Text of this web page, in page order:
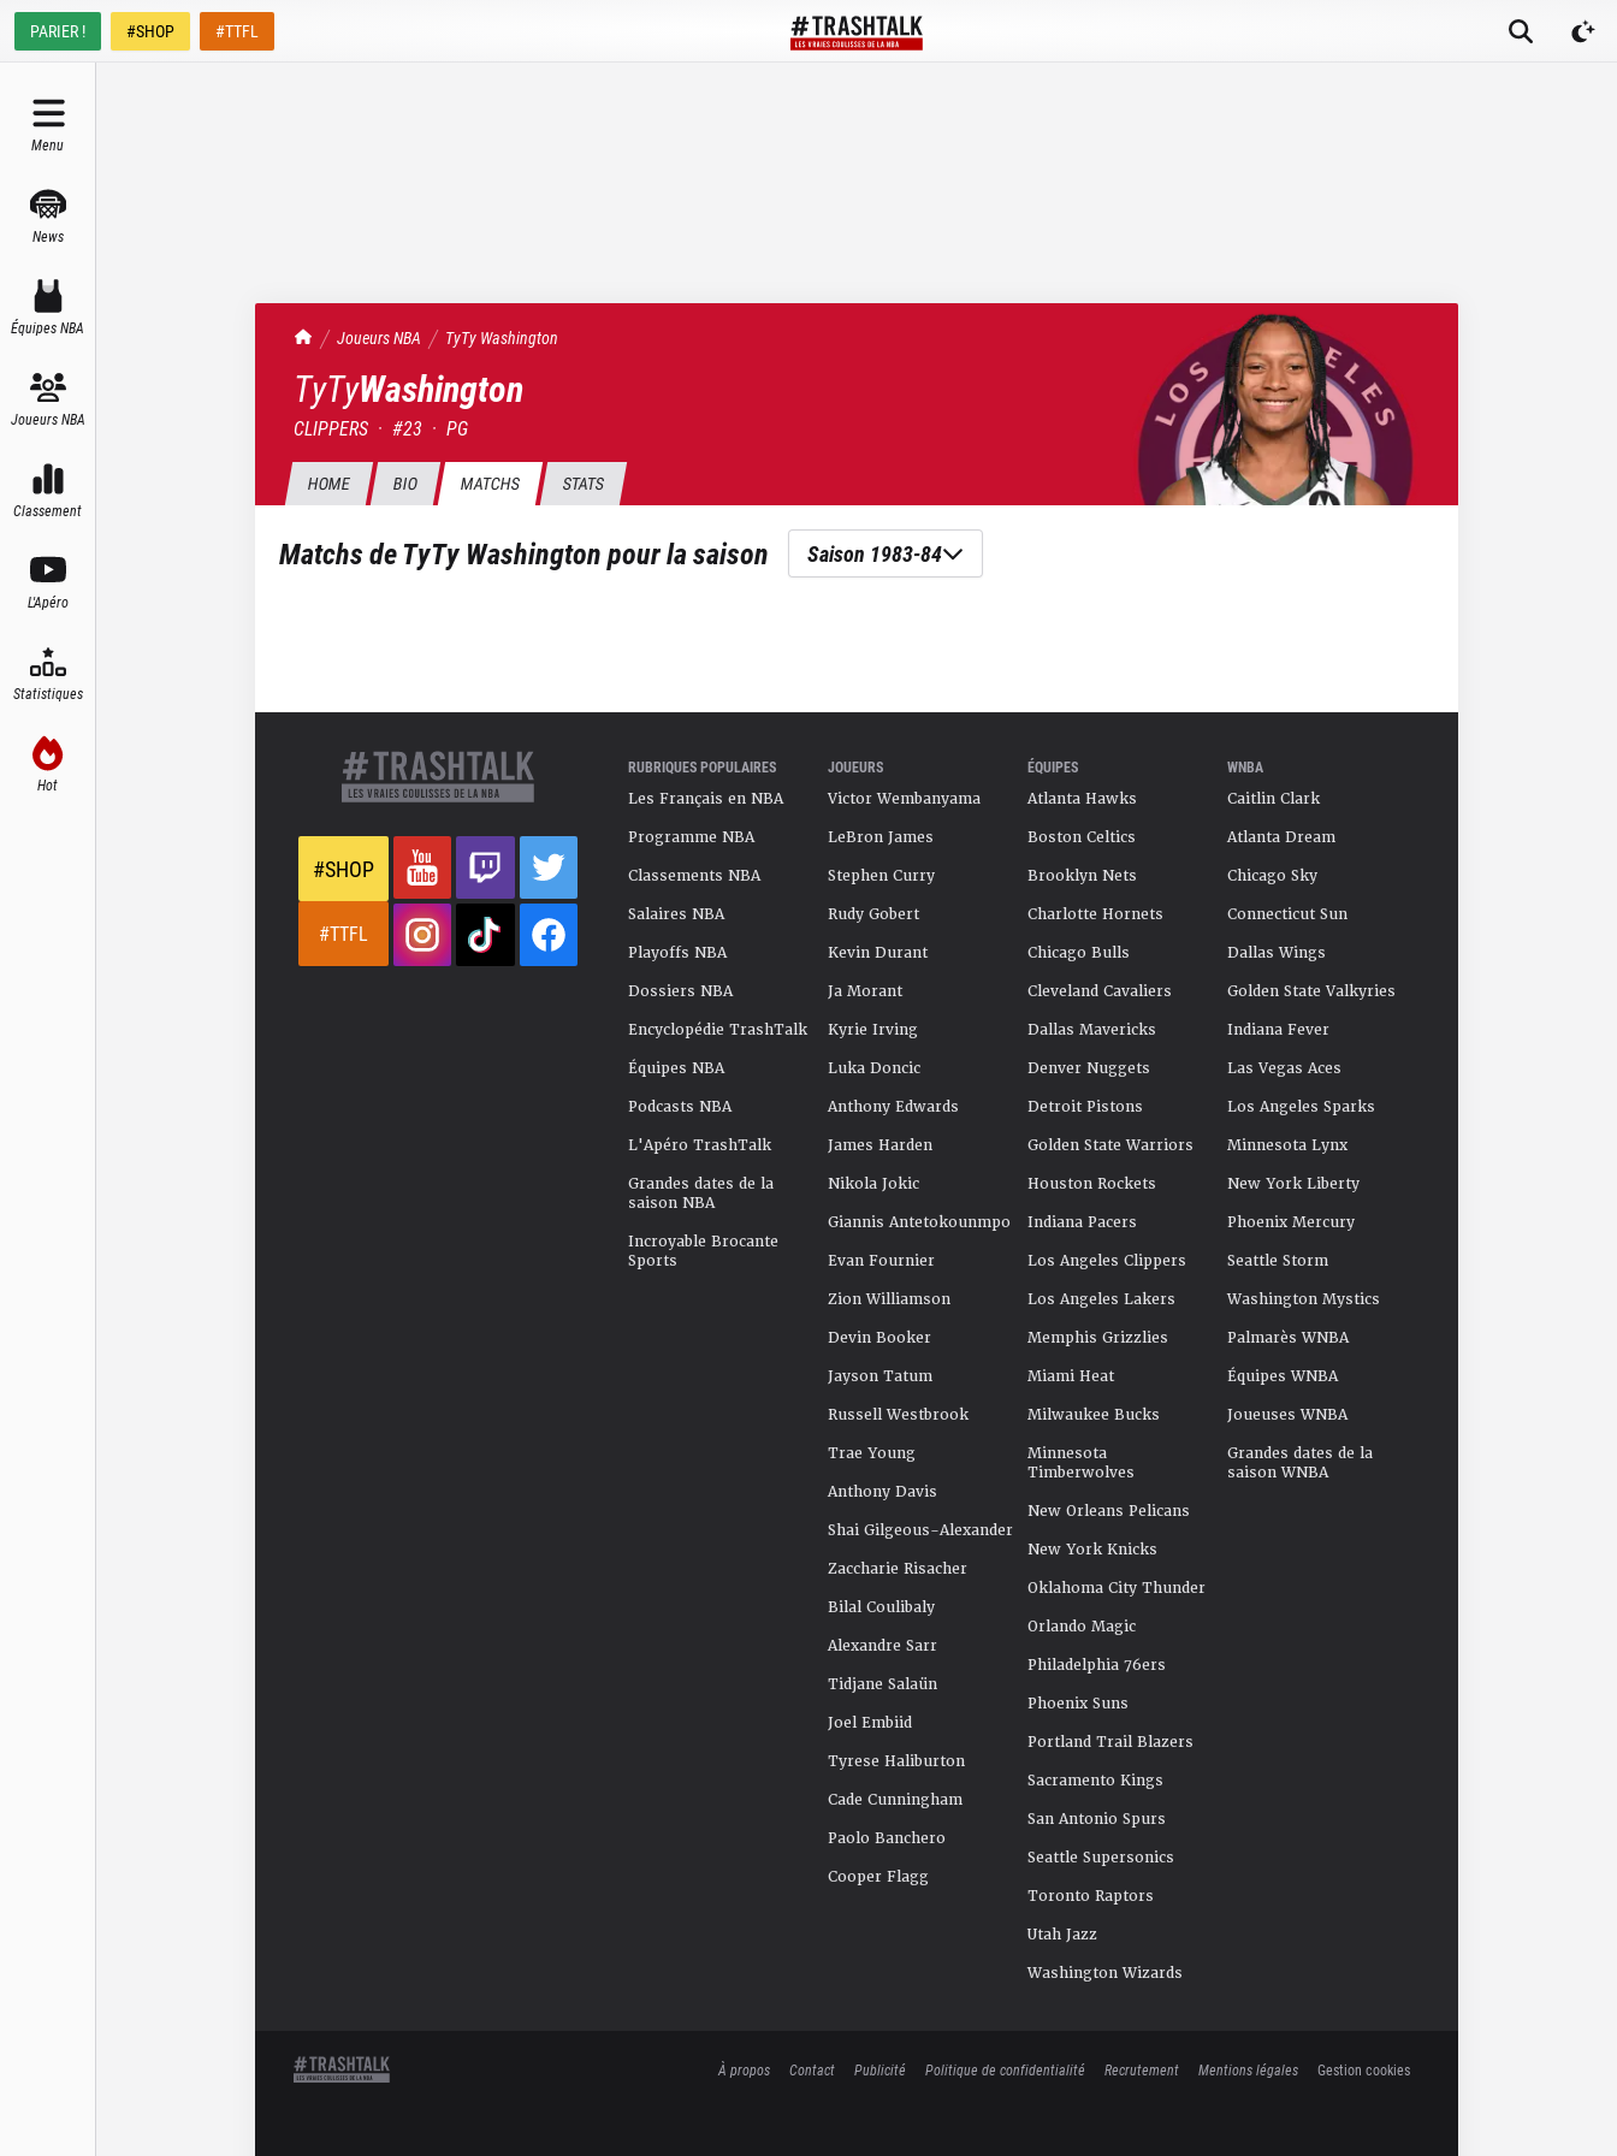
PARIER ! #SHOP #TTFL
Menu
News
Équipes NBA
Joueurs NBA
Classement
L'Apéro
Statistiques
Hot
TrashTalk Actu NBA
Joueurs NBA TyTy Washington
TyTyWashington
CLIPPERS · #23 · PG
HOME BIO MATCHS STATS
Matchs deTyTy Washingtonpour la saison Saison 1983-84
#SHOP
#TTFL
RUBRIQUES POPULAIRES
Les Français en NBA
Programme NBA
Classements NBA
Salaires NBA
Playoffs NBA
Dossiers NBA
Encyclopédie TrashTalk
Équipes NBA
Podcasts NBA
L'Apéro TrashTalk
Grandes dates de la
saison NBA
Incroyable Brocante
Sports
JOUEURS
Victor Wembanyama
LeBron James
Stephen Curry
Rudy Gobert
Kevin Durant
Ja Morant
Kyrie Irving
Luka Doncic
Anthony Edwards
James Harden
Nikola Jokic
Giannis Antetokounmpo
Evan Fournier
Zion Williamson
Devin Booker
Jayson Tatum
Russell Westbrook
Trae Young
Anthony Davis
Shai Gilgeous-Alexander
Zaccharie Risacher
Bilal Coulibaly
Alexandre Sarr
Tidjane Salaün
Joel Embiid
Tyrese Haliburton
Cade Cunningham
Paolo Banchero
Cooper Flagg
ÉQUIPES
Atlanta Hawks
Boston Celtics
Brooklyn Nets
Charlotte Hornets
Chicago Bulls
Cleveland Cavaliers
Dallas Mavericks
Denver Nuggets
Detroit Pistons
Golden State Warriors
Houston Rockets
Indiana Pacers
Los Angeles Clippers
Los Angeles Lakers
Memphis Grizzlies
Miami Heat
Milwaukee Bucks
Minnesota
Timberwolves
New Orleans Pelicans
New York Knicks
Oklahoma City Thunder
Orlando Magic
Philadelphia 76ers
Phoenix Suns
Portland Trail Blazers
Sacramento Kings
San Antonio Spurs
Seattle Supersonics
Toronto Raptors
Utah Jazz
Washington Wizards
WNBA
Caitlin Clark
Atlanta Dream
Chicago Sky
Connecticut Sun
Dallas Wings
Golden State Valkyries
Indiana Fever
Las Vegas Aces
Los Angeles Sparks
Minnesota Lynx
New York Liberty
Phoenix Mercury
Seattle Storm
Washington Mystics
Palmarès WNBA
Équipes WNBA
Joueuses WNBA
Grandes dates de la
saison WNBA
À propos Contact Publicité Politique de confidentialité Recrutement Mentions légales Gestion cookies